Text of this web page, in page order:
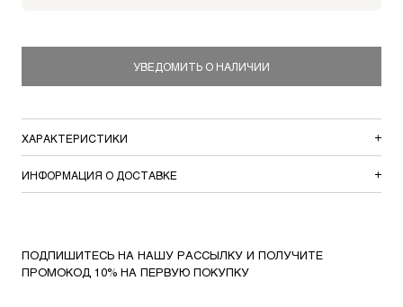
УВЕДОМИТЬ О НАЛИЧИИ
ХАРАКТЕРИСТИКИ
ИНФОРМАЦИЯ О ДОСТАВКЕ
ПОДПИШИТЕСЬ НА НАШУ РАССЫЛКУ И ПОЛУЧИТЕ
ПРОМОКОД 10% НА ПЕРВУЮ ПОКУПКУ